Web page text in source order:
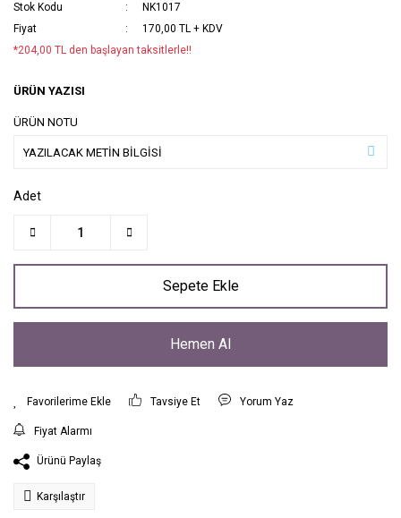
Stok Kodu
NK1017
Fiyat
170,00 TL + KDV
*204,00 TL den başlayan taksitlerle!!
ÜRÜN YAZISI
ÜRÜN NOTU
Adet
Sepete Ekle
Hemen Al
Tavsiye Et Yorum Yaz
Fiyat Alarmı
Ürünü Paylaş
Karşılaştır